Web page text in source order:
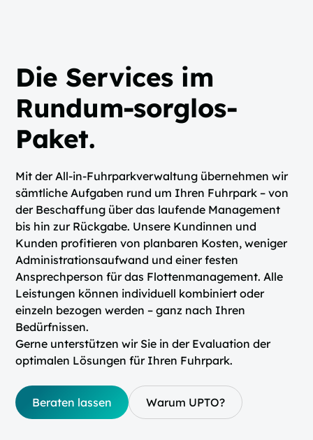
Die Services im
Rundum-sorglos-
Paket.
Mit der All-in-Fuhrparkverwaltung übernehmen wir
sämtliche Aufgaben rund um Ihren Fuhrpark – von
der Beschaffung über das laufende Management
bis hin zur Rückgabe. Unsere Kundinnen und
Kunden profitieren von planbaren Kosten, weniger
Administrationsaufwand und einer festen
Ansprechperson für das Flottenmanagement. Alle
Leistungen können individuell kombiniert oder
einzeln bezogen werden – ganz nach Ihren
Bedürfnissen.
Gerne unterstützen wir Sie in der Evaluation der
optimalen Lösungen für Ihren Fuhrpark.
Beraten lassen Warum UPTO?